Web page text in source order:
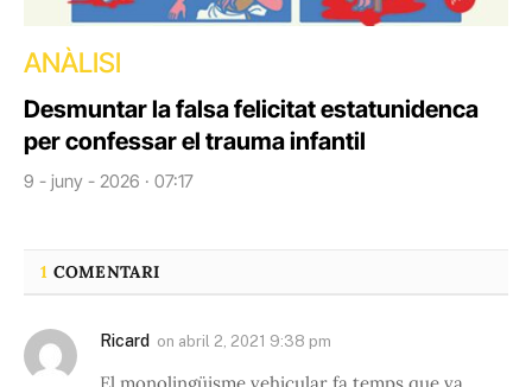
ANÀLISI
Desmuntar la falsa felicitat estatunidenca
per confessar el trauma infantil
9 - juny - 2026 · 07:17
1 COMENTARI
Ricard on abril 2, 2021 9:38 pm